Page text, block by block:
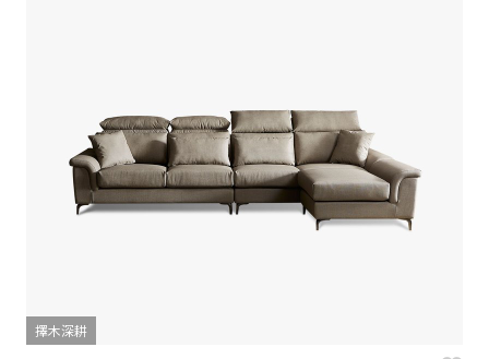
擇木深耕